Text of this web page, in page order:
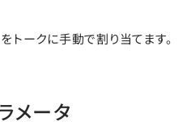
トークに手動で割り当てます。
メータ